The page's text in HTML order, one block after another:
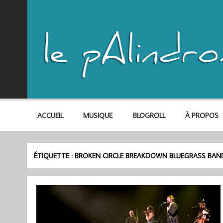
ACCUEIL MUSIQUE BLOGROLL À PROPOS
ÉTIQUETTE :BROKEN CIRCLE BREAKDOWN BLUEGRASS